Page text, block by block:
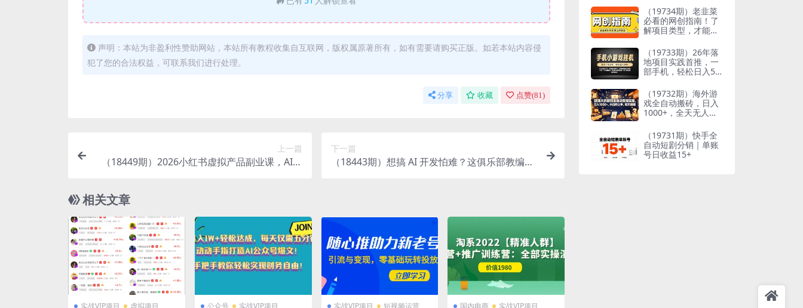
声明：本站为非盈利性赞助网站，本站所有教程收集自互联网，版权属原著所有，如有需要请购买正版。如若本站内容侵
犯了您的合法权益，可联系我们进行处理。
分享 收藏 点赞(81)
上一篇
（18449期）2026小红书虚拟产品副业课，AI原
下一篇
（18443期）想搞 AI 开发怕难？这俱乐部教编码
相关文章
实战VIP项目 虚拟项目 公众号 实战VIP项目 实战VIP项目 短视频运营 国内电商 实战VIP项目
过万，零风险长期做
（19734期）老韭菜
必看的网创指南！了
解项目类型，才能找
到想要的结果
（19733期）26年落
地项目实践首推，一
部手机，轻松日入50
（19732期）海外游
戏全自动搬砖，日入
1000+，全天无人值
（19731期）快手全
自动短剧分销｜单账
号日收益15+